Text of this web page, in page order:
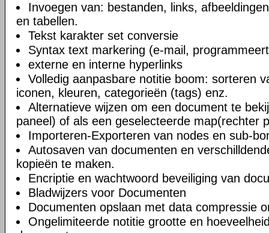
Invoegen van: bestanden, links,
en tabellen.
Tekst karakter set conversie
Syntax text markering (e-mail,
externe en interne hyperlinks
Volledig aanpasbare notitie boom: sorteren
iconen, kleuren, categorieën (tags) enz.
Alternatieve wijzen om een document te
paneel) of als een geselecteerde map(rechter
Importeren-Exporteren van nodes en sub-
Autosaven van documenten en
kopieën te maken.
Encriptie en wachtwoord beveiliging van
Bladwijzers voor Documenten
Documenten opslaan met data compressie
Ongelimiteerde notitie grootte en